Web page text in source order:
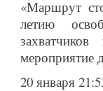
«Маршрут
летию
мероприятие
20 января